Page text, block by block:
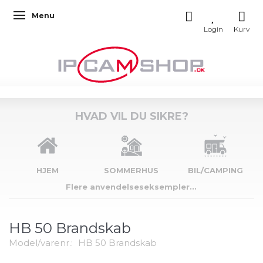
Skifte navigation
Menu
HVAD VIL DU SIKRE?
HJEM SOMMERHUS
BIL/CAMPING
Flere anvendelseseksempler...
HB 50 Brandskab
Model/varenr.: HB 50 Brandskab